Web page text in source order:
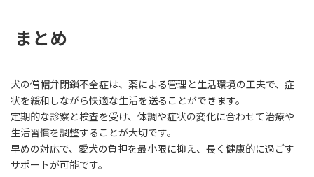
まとめ
犬の僧帽弁閉鎖不全症は、薬による管理と生活環境の工夫で、症
状を緩和しながら快適な生活を送ることができます。
定期的な診察と検査を受け、体調や症状の変化に合わせて治療や
生活習慣を調整することが大切です。
早めの対応で、愛犬の負担を最小限に抑え、長く健康的に過ごす
サポートが可能です。